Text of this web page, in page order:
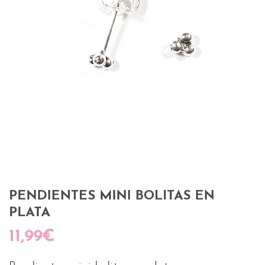
PENDIENTES MINI BOLITAS EN
PLATA
11,99€